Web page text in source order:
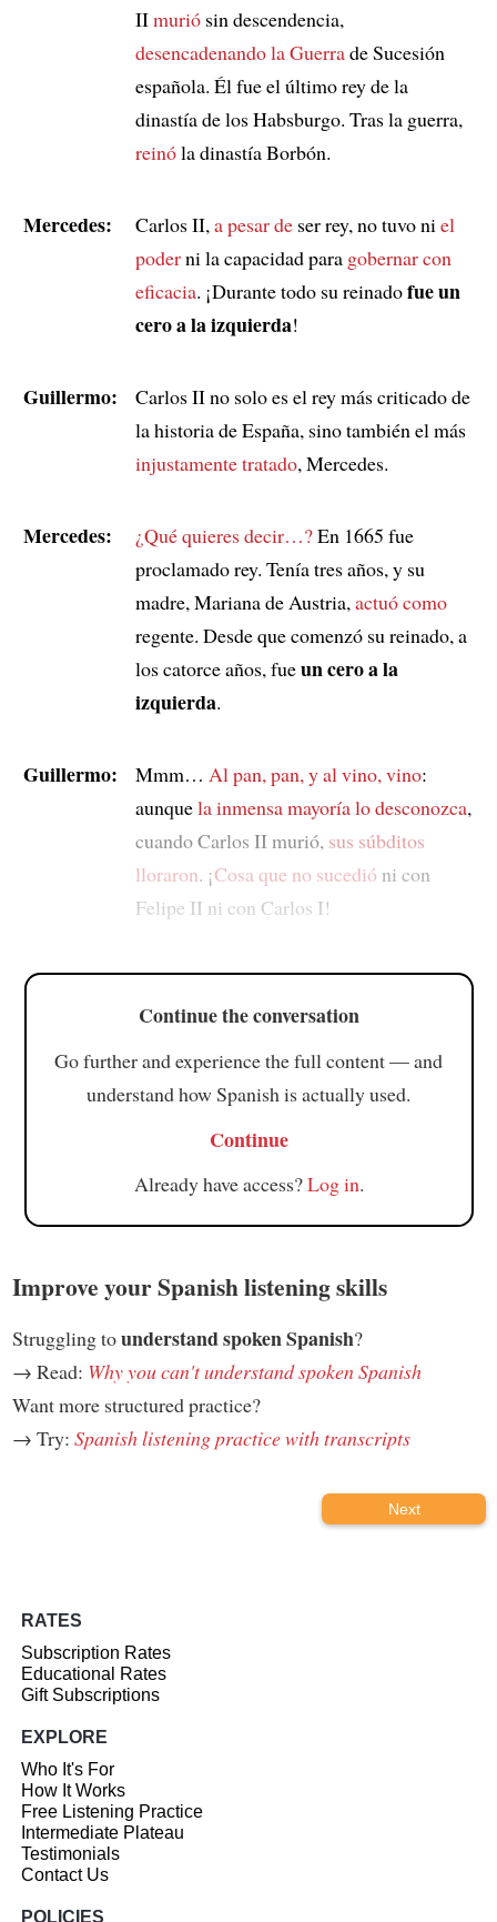
IImuriósin descendencia,
desencadenando la Guerrade Sucesión
española. Él fue el último rey de la
dinastía de los Habsburgo. Tras la guerra,
reinóla dinastía Borbón.
Mercedes: Carlos II, a pesar deser rey, no tuvo ni el
poderni la capacidad para gobernar con
eficacia. ¡Durante todo su reinadofue un
cero a la izquierda!
Guillermo:
Carlos II no solo es el rey más criticado de
la historia de España, sino también el más
injustamente tratado, Mercedes.
Mercedes: ¿Qué quieres decir…?En 1665 fue
proclamado rey. Tenía tres años, y su
madre, Mariana de Austria, actuó como
regente. Desde que comenzó su reinado, a
los catorce años, fueun cero a la
izquierda.
Guillermo: Mmm… Al pan, pan, y al vino, vino:
aunquela inmensa mayoría lo desconozca,
cuando Carlos II murió, sus súbditos
lloraron. ¡Cosa que no sucedió ni con
Felipe II ni con Carlos I!
Continue the conversation
Go further and experience the full content — and
understand how Spanish is actually used.
Continue
Already have access?Log in.
Improve your Spanish listening skills
Struggling tounderstand spoken Spanish?
→ Read: Why you can't understand spoken Spanish
Want more structured practice?
→ Try: Spanish listening practice with transcripts
Next
RATES
Subscription Rates
Educational Rates
Gift Subscriptions
EXPLORE
Who It's For
How It Works
Free Listening Practice
Intermediate Plateau
Testimonials
Contact Us
POLICIES